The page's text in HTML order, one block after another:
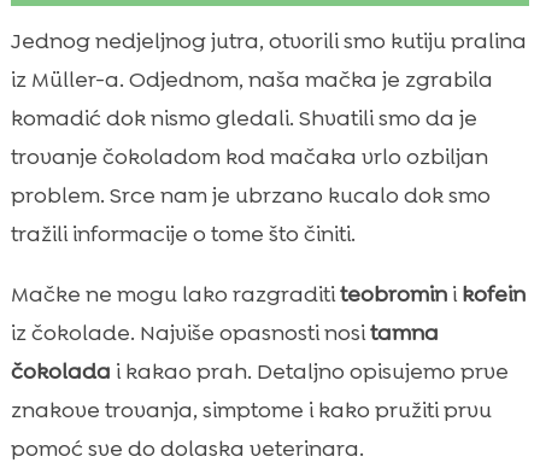
 Što uzrokuje trovanje čokoladom kod
mačaka
Rani znakovi i simptomi na koje moramo
Što učiniti odmah nakon sumnje na
izloženost
Prva pomoć kod kuće prije dolaska
Veterinarska dijagnostika i liječenje
Prognoza i oporavak nakon trovanja
Prevencija: kako spriječiti trovanje
čokoladom
 mačka trovanje čokoladom
Jednog nedjeljnog jutra, otvorili smo kutiju pralina
iz Müller-a. Odjednom, naša mačka je zgrabila
komadić dok nismo gledali. Shvatili smo da je
trovanje čokoladom kod mačaka vrlo ozbiljan
problem. Srce nam je ubrzano kucalo dok smo
tražili informacije o tome što činiti.
Mačke ne mogu lako razgradititeobrominikofein
iz čokolade. Najviše opasnosti nositamna
čokolada i kakao prah. Detaljno opisujemo prve
znakove trovanja, simptome i kako pružiti prvu
pomoć sve do dolaska veterinara.